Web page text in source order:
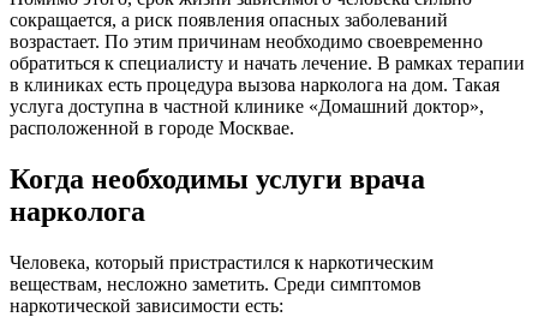
сокращается, а риск появления опасных заболеваний
возрастает. По этим причинам необходимо своевременно
обратиться к специалисту и начать лечение. В рамках терапии
в клиниках есть процедура вызова нарколога на дом. Такая
услуга доступна в частной клинике «Домашний доктор»,
расположенной в городе Москвае.
Когда необходимы услуги врача
нарколога
Человека, который пристрастился к наркотическим
веществам, несложно заметить. Среди симптомов
наркотической зависимости есть: